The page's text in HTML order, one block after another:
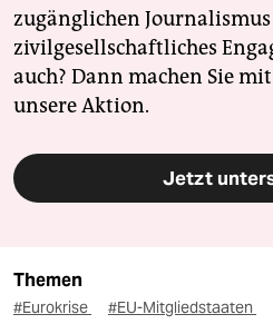
zugänglichen
zivilgesellschaftliches
auch? Dann machen Sie
unsere Aktion.
Jetzt
Themen
#Eurokrise #EU-Mitgliedstaaten